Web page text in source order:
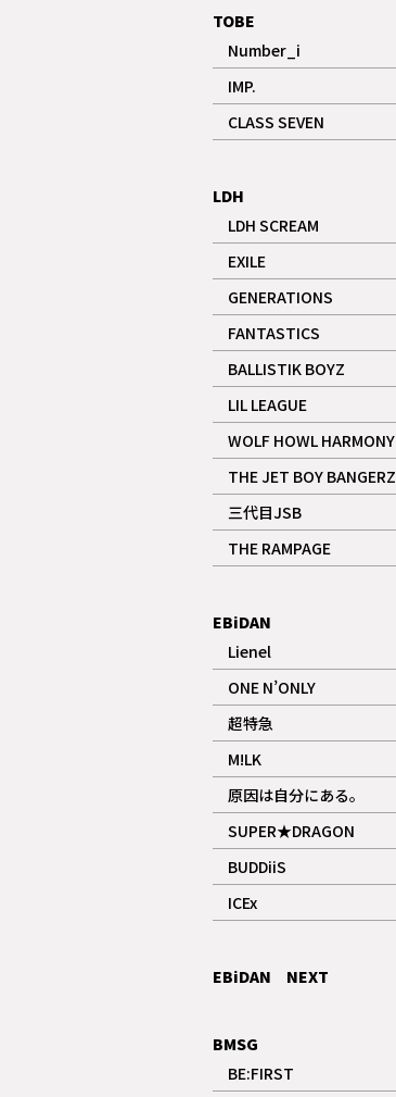
TOBE
Number_i
記事
IMP.
記事
CLASS SEVEN
記事
LDH
LDH SCREAM
記事
EXILE
記事
GENERATIONS
記事
FANTASTICS
記事
BALLISTIK BOYZ
記事
LIL LEAGUE
記事
WOLF HOWL HARMONY
記事
THE JET BOY BANGERZ
記事
三代目JSB
記事
THE RAMPAGE
記事
EBiDAN
Lienel
記事
ONE N’ONLY
記事
超特急
記事
ギャラリー
M!LK
記事
原因は自分にある。
記事
SUPER★DRAGON
記事
BUDDiiS
記事
ICEx
記事
EBiDAN NEXT
BMSG
BE:FIRST